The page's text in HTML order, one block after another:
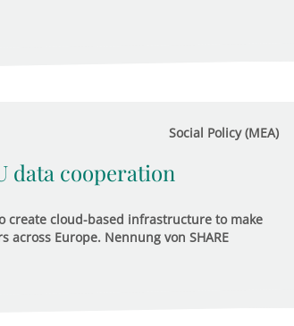
Social Policy (MEA)
data cooperation
create cloud-based infrastructure to make
Europe. Nennung von SHARE